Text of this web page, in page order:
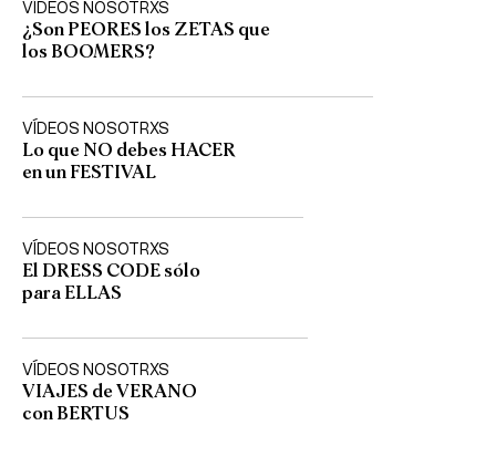
VÍDEOS NOSOTRXS
¿Son PEORES los ZETAS que
los BOOMERS?
VÍDEOS NOSOTRXS
Lo que NO debes HACER
en un FESTIVAL
VÍDEOS NOSOTRXS
El DRESS CODE sólo
para ELLAS
VÍDEOS NOSOTRXS
VIAJES de VERANO
con BERTUS